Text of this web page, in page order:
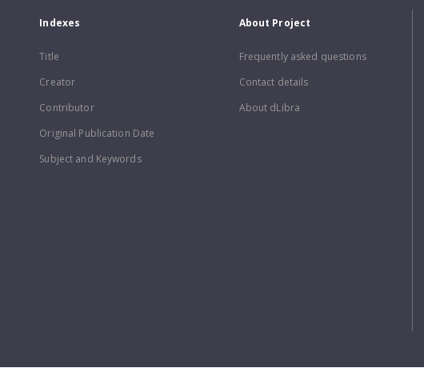
Indexes
Title
Creator
Contributor
Original Publication Date
Subject and Keywords
About Project
Frequently asked questions
Contact details
About dLibra